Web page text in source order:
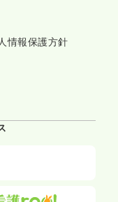
情報保護方針